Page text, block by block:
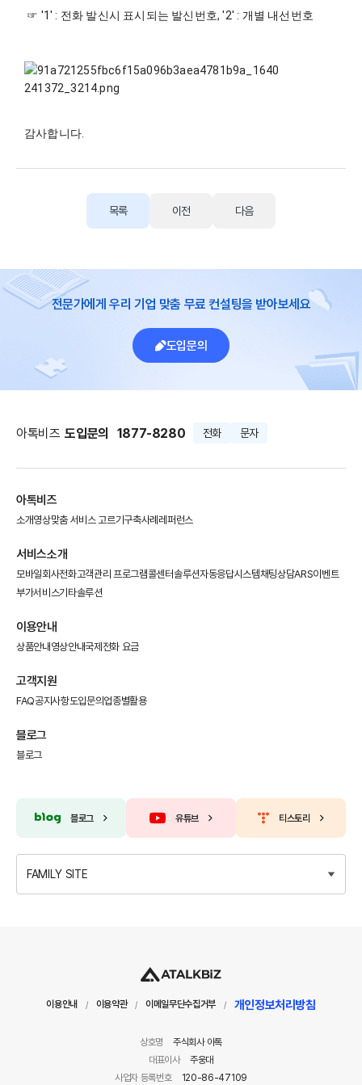
☞ '1' : 전화 발신시 표시되는 발신번호, '2' : 개별 내선번호
감사합니다.
목록 이전 다음
전문가에게 우리 기업 맞춤 무료 컨설팅을 받아보세요
도입문의
아톡비즈 도입문의 1877-8280 전화 문자
아톡비즈
소개영상맞춤 서비스 고르기구축사례 레퍼런스
서비스소개
모바일회사전화고객관리 프로그램콜센터솔루션자동응답시스템채팅상담ARS이벤트
부가서비스기타솔루션
이용안내
상품안내 영상안내국제전화 요금
고객지원
FAQ공지사항도입문의 업종별활용
블로그
블로그
블로그 유튜브 티스토리
FAMILY SITE
이용안내 / 이용약관 / 이메일무단수집거부 / 개인정보처리방침
상호명
주식회사 아톡
대표이사
주웅대
사업자 등록번호
120-86-47109